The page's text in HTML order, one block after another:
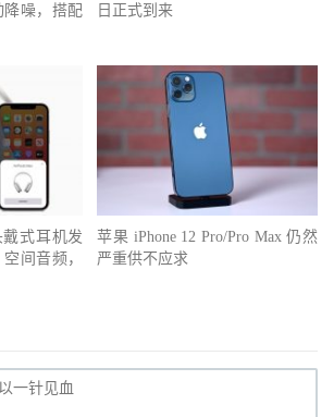
噪，搭配
日正式到来
戴式耳机发
间音频，
苹果 iPhone 12 Pro/Pro Max 仍然
严重供不应求